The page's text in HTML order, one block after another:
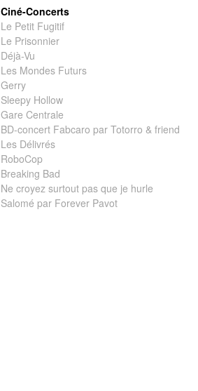
Ciné-Concerts
Le Petit Fugitif
Le Prisonnier
Déjà-Vu
Les Mondes Futurs
Gerry
Sleepy Hollow
Gare Centrale
BD-concert Fabcaro par Totorro & friend
Les Délivrés
RoboCop
Breaking Bad
Ne croyez surtout pas que je hurle
Salomé par Forever Pavot